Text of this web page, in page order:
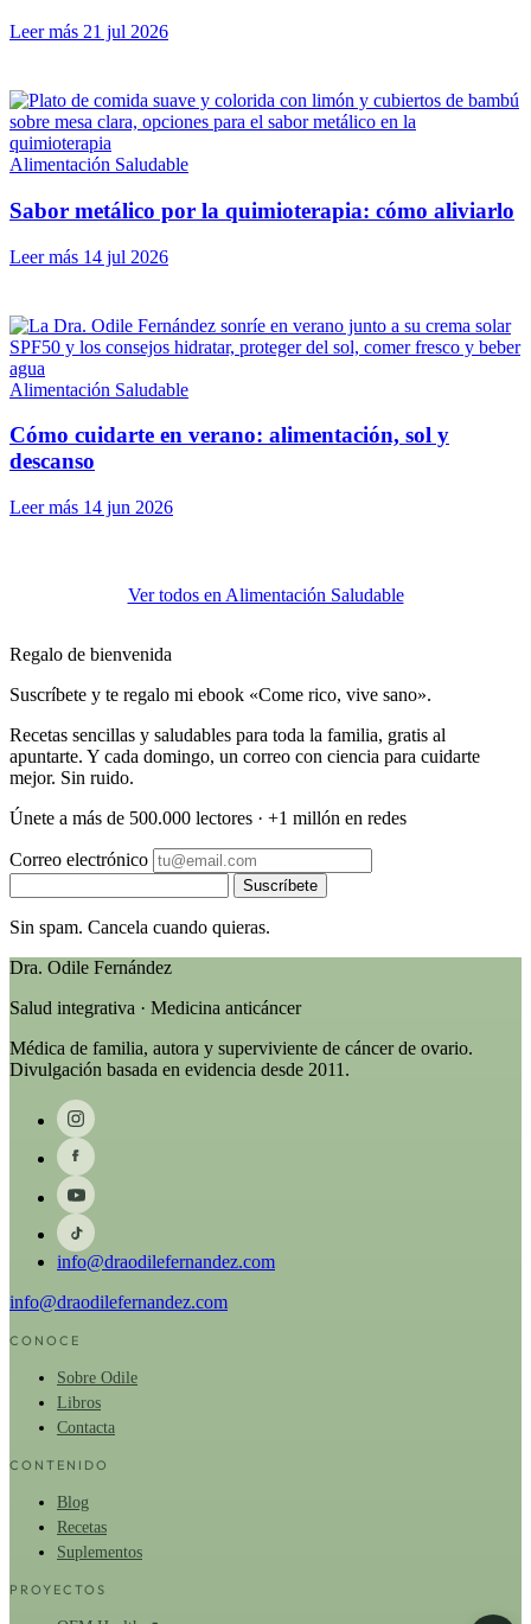
Leer más 21 jul 2026
Alimentación Saludable
Sabor metálico por la quimioterapia: cómo aliviarlo
Leer más 14 jul 2026
Alimentación Saludable
Cómo cuidarte en verano: alimentación, sol y
descanso
Leer más 14 jun 2026
Ver todos en Alimentación Saludable
Regalo de bienvenida
Suscríbete y te regalo mi ebook «Come rico, vive sano».
Recetas sencillas y saludables para toda la familia, gratis al
apuntarte. Y cada domingo, un correo con ciencia para cuidarte
mejor. Sin ruido.
Únete a más de 500.000 lectores · +1 millón en redes
Correo electrónico
Suscríbete
Sin spam. Cancela cuando quieras.
Dra. Odile Fernández
Salud integrativa · Medicina anticáncer
Médica de familia, autora y superviviente de cáncer de ovario.
Divulgación basada en evidencia desde 2011.
info@draodilefernandez.com
info@draodilefernandez.com
CONOCE
Sobre Odile
Libros
Contacta
CONTENIDO
Blog
Recetas
Suplementos
PROYECTOS